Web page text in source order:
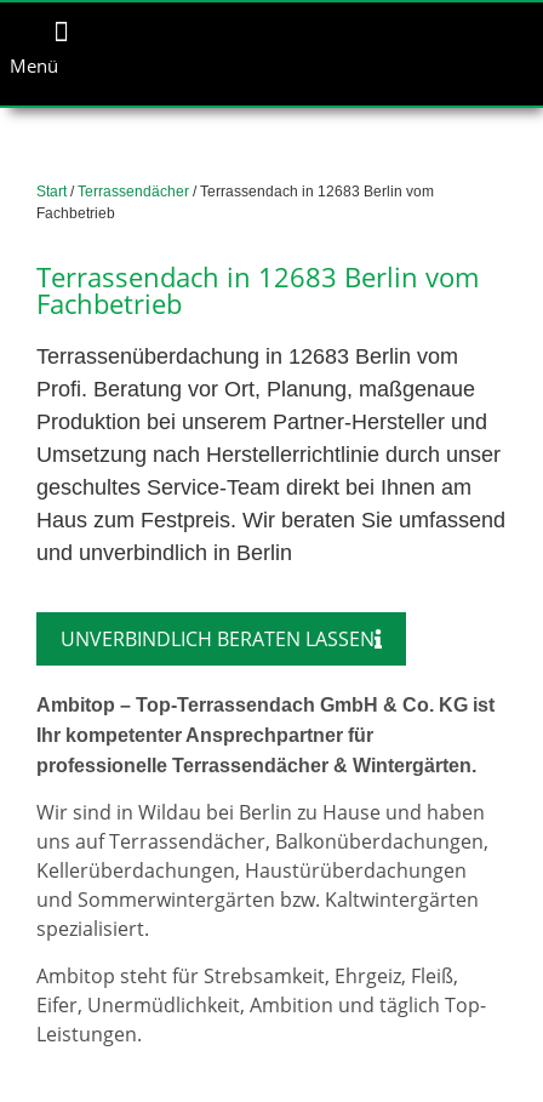
Menü
Start/Terrassendächer / Terrassendach in 12683 Berlin vom
Fachbetrieb
Terrassendach in 12683 Berlin vom
Fachbetrieb
Terrassenüberdachung in 12683 Berlin vom
Profi. Beratung vor Ort, Planung, maßgenaue
Produktion bei unserem Partner-Hersteller und
Umsetzung nach Herstellerrichtlinie durch unser
geschultes Service-Team direkt bei Ihnen am
Haus zum Festpreis. Wir beraten Sie umfassend
und unverbindlich in Berlin
UNVERBINDLICH BERATEN LASSEN
Ambitop – Top-Terrassendach GmbH & Co. KG ist
Ihr kompetenter Ansprechpartner für
professionelle Terrassendächer & Wintergärten.
Wir sind in Wildau bei Berlin zu Hause und haben
uns auf Terrassendächer, Balkonüberdachungen,
Kellerüberdachungen, Haustürüberdachungen
und Sommerwintergärten bzw. Kaltwintergärten
spezialisiert.
Ambitop steht für Strebsamkeit, Ehrgeiz, Fleiß,
Eifer, Unermüdlichkeit, Ambition und täglich Top-
Leistungen.